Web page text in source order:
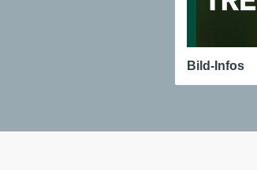
Bild-Infos